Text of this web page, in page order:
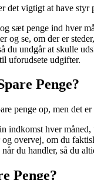
det vigtigt at have
sæt penge ind hver
og se, om der er
du undgår at skulle
uforudsete udgifter.
Penge?
penge op, men det
indkomst hver
overvej, om du
du handler, så du
Penge?